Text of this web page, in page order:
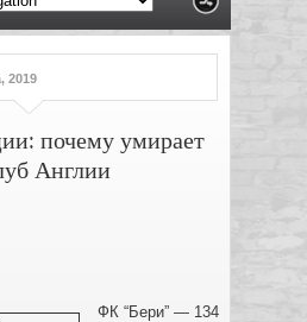
2019
почему умирает
Англии
ФК “Бери” — 134